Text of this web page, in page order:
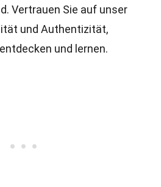
Vertrauen Sie auf unser
und Authentizität,
und lernen.